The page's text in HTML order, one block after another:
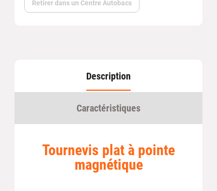
Retirer dans un Centre Autobacs
Description
Caractéristiques
Tournevis plat à pointe
magnétique